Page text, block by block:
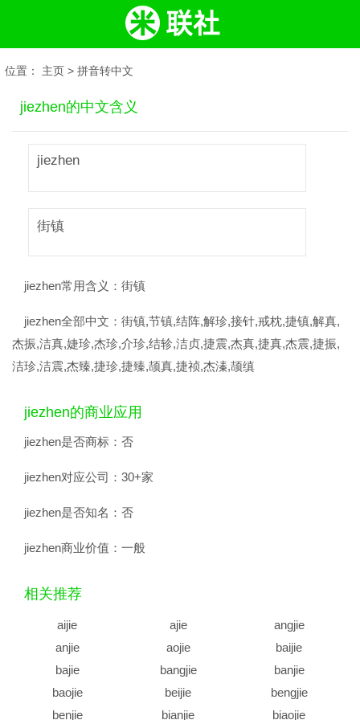
位置： 主页 > 拼音转中文
jiezhen的中文含义
jiezhen
街镇
jiezhen常用含义： 街镇
jiezhen全部中文： 街镇,节镇,结阵,解珍,接针,戒枕,捷镇,解真,
杰振,洁真,婕珍,杰珍,介珍,结轸,洁贞,捷震,杰真,捷真,杰震,捷振,
洁珍,洁震,杰臻,捷珍,捷臻,颉真,捷祯,杰溱,颉缜
jiezhen的商业应用
jiezhen是否商标： 否
jiezhen对应公司： 30+家
jiezhen是否知名： 否
jiezhen商业价值： 一般
相关推荐
aijie ajie
angjie
anjie
aojie
baijie
bajie
bangjie
banjie
baojie
beijie
bengjie
benjie
bianjie biaojie